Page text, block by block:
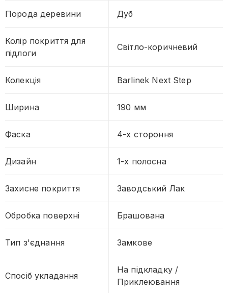
Порода деревини Дуб
Колір покриття для
підлоги
Світло-коричневий
Колекція Barlinek Next Step
Ширина 190 мм
Фаска 4-х стороння
Дизайн 1-х полосна
Захисне покриття Заводський Лак
Обробка поверхні Брашована
Тип з'єднання Замкове
Спосіб укладання
На підкладку /
Приклеювання